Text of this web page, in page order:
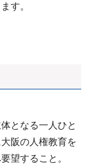
す。
となる一人ひと
阪の人権教育を
望すること。